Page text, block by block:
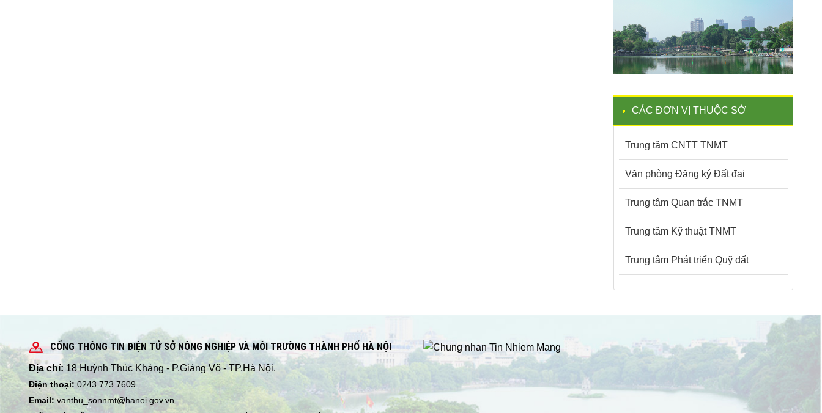
CÁC ĐƠN VỊ THUỘC SỞ
Trung tâm CNTT TNMT
Văn phòng Đăng ký Đất đai
Trung tâm Quan trắc TNMT
Trung tâm Kỹ thuật TNMT
Trung tâm Phát triển Quỹ đất
CỔNG THÔNG TIN ĐIỆN TỬ SỞ NÔNG NGHIỆP VÀ MÔI TRƯỜNG THÀNH PHỐ HÀ NỘI
Địa chỉ: 18 Huỳnh Thúc Kháng - P.Giảng Võ - TP.Hà Nội.
Điện thoại: 0243.773.7609
Email: vanthu_sonnmt@hanoi.gov.vn